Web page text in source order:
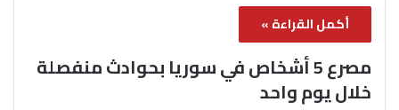
أكمل القراءة »
مصرع 5 أشخاص في سوريا بحوادث منفصلة
خلال يوم واحد